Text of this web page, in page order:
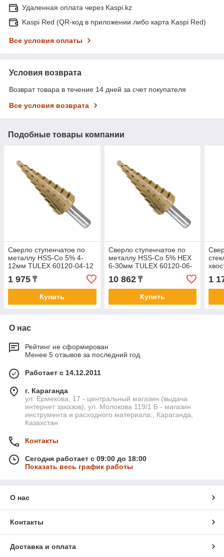
Удаленная оплата через Kaspi.kz
Kaspi Red (QR-код в приложении либо карта Kaspi Red)
Все условия оплаты
Условия возврата
Возврат товара в течение 14 дней за счет покупателя
Все условия возврата
Подобные товары компании
Сверло ступенчатое по
металлу HSS-Co 5% 4-
12мм TULEX 60120-04-12
1 975 ₸
Купить
Сверло ступенчатое по
металлу HSS-Co 5% HEX
6-30мм TULEX 60120-06-
10 862₸
Купить
1
О нас
Рейтинг не сформирован
Менее 5 отзывов за последний год
Работает с 14.12.2011
г. Караганда
ул. Ермекова, 17 - центральный магазин (выдача
интернет заказов); ул. Молокова 119/1 Б - магазин
инструмента и расходного материала;, Караганда,
Казахстан
Контакты
Сегодня работает с 09:00 до 18:00
Показать весь график работы
О нас
Контакты
Доставка и оплата